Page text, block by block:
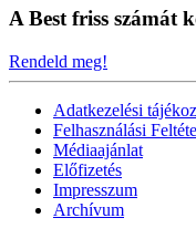
A Best friss számát
Rendeld meg!
Adatkezelési
Felhasználási
Médiaajánlat
Előfizetés
Impresszum
Archívum